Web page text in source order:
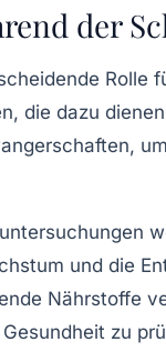
der
Rolle
die dazu
,
und die
Nährstoffe
Gesundheit zu